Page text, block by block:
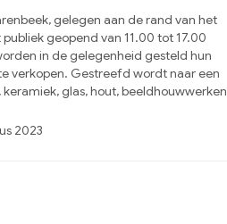
gelegen aan de rand van het
geopend van 11.00 tot 17.00
in de gelegenheid gesteld hun
verkopen. Gestreefd wordt naar een
glas, hout, beeldhouwwerken
2023